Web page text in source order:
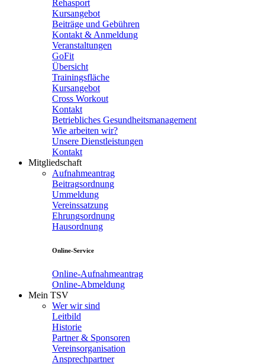
Rehasport
Kursangebot
Beiträge und Gebühren
Kontakt & Anmeldung
Veranstaltungen
GoFit
Übersicht
Trainingsfläche
Kursangebot
Cross Workout
Kontakt
Betriebliches Gesundheitsmanagement
Wie arbeiten wir?
Unsere Dienstleistungen
Kontakt
Mitgliedschaft
Aufnahmeantrag
Beitragsordnung
Ummeldung
Vereinssatzung
Ehrungsordnung
Hausordnung
Online-Service
Online-Aufnahmeantrag
Online-Abmeldung
Mein TSV
Wer wir sind
Leitbild
Historie
Partner & Sponsoren
Vereinsorganisation
Ansprechpartner